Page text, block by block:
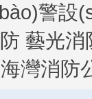
警設
藝光消
海灣消防